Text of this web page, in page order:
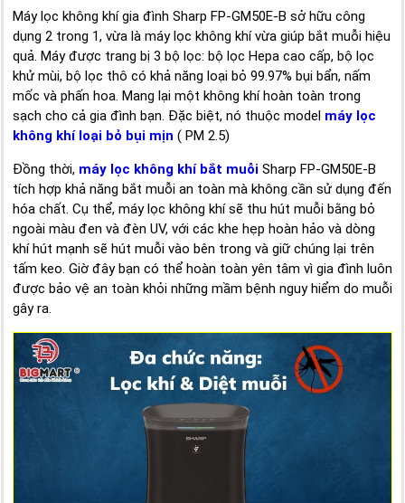
Máy lọc không khí gia đình Sharp FP-GM50E-B sở hữu công
dụng 2 trong 1, vừa là máy lọc không khí vừa giúp bắt muỗi hiệu
quả. Máy được trang bị 3 bộ lọc: bộ lọc Hepa cao cấp, bộ lọc
khử mùi, bộ lọc thô có khả năng loại bỏ 99.97% bụi bẩn, nấm
mốc và phấn hoa. Mang lại một không khí hoàn toàn trong
sạch cho cả gia đình bạn. Đặc biệt, nó thuộc model máy lọc
không khí loại bỏ bụi mịn ( PM 2.5)
Đồng thời, máy lọc không khí bắt muỗi Sharp FP-GM50E-B
tích hợp khả năng bắt muỗi an toàn mà không cần sử dụng đến
hóa chất. Cụ thể, máy lọc không khí sẽ thu hút muỗi bằng bỏ
ngoài màu đen và đèn UV, với các khe hẹp hoàn hảo và dòng
khí hút mạnh sẽ hút muỗi vào bên trong và giữ chúng lại trên
tấm keo. Giờ đây bạn có thể hoàn toàn yên tâm vì gia đình luôn
được bảo vệ an toàn khỏi những mầm bệnh nguy hiểm do muỗi
gây ra.